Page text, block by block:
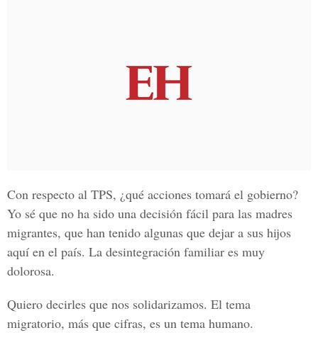
Con respecto al TPS, ¿qué acciones tomará el gobierno?
Yo sé que no ha sido una decisión fácil para las madres
migrantes, que han tenido algunas que dejar a sus hijos
aquí en el país. La desintegración familiar es muy
dolorosa.
Quiero decirles que nos solidarizamos. El tema
migratorio, más que cifras, es un tema humano.